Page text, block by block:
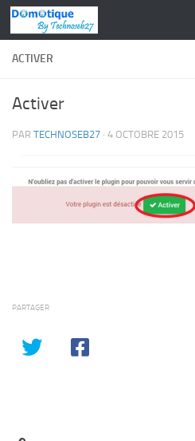
Skip to content
ACTIVER
Activer
PAR TECHNOSEB27 · 4 OCTOBRE 2015
PARTAGER